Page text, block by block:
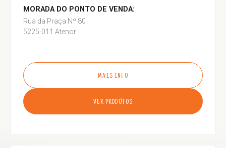
MORADA DO PONTO DE VENDA:
Rua da Praça Nº 80
5225-011 Atenor
MAIS INFO
VER PRODUTOS